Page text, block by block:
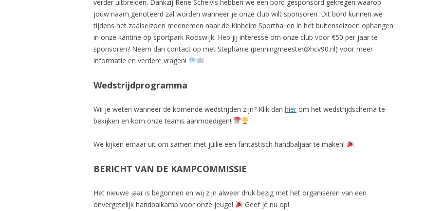
verder uitbreiden. Dankzij Rene Schelvis hebben we een bord gesponsord gekregen waarop
jouw naam genoteerd zal worden wanneer je onze club wilt sponsoren. Dit bord kunnen we
tijdens het zaalseizoen meenemen naar de Kinheim Sporthal en in het buitenseizoen ophangen
in onze kantine op sportpark Rooswijk. Heb jij interesse om onze club voor €50 per jaar te
sponsoren? Neem dan contact op met Stephanie (penningmeester@hcv90.nl) voor meer
informatie en verdere vragen!
Wedstrijdprogramma
Wil je weten wanneer de komende wedstrijden zijn? Klik dan hier om het wedstrijdschema te
bekijken en kom onze teams aanmoedigen!
We kijken ernaar uit om samen met jullie een fantastisch handbaljaar te maken!
BERICHT VAN DE KAMPCOMMISSIE
Het nieuwe jaar is begonnen en wij zijn alweer druk bezig met het organiseren van een
onvergetelijk handbalkamp voor onze jeugd!
Geef je nu op!